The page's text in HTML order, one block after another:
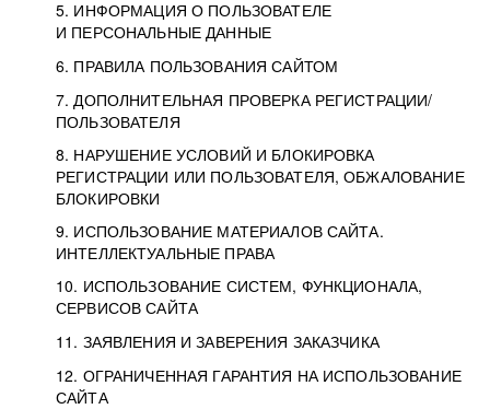
5. ИНФОРМАЦИЯ О ПОЛЬЗОВАТЕЛЕ
И ПЕРСОНАЛЬНЫЕ ДАННЫЕ
6. ПРАВИЛА ПОЛЬЗОВАНИЯ САЙТОМ
7. ДОПОЛНИТЕЛЬНАЯ ПРОВЕРКА РЕГИСТРАЦИИ/
ПОЛЬЗОВАТЕЛЯ
8. НАРУШЕНИЕ УСЛОВИЙ И БЛОКИРОВКА
РЕГИСТРАЦИИ ИЛИ ПОЛЬЗОВАТЕЛЯ, ОБЖАЛОВАНИЕ
БЛОКИРОВКИ
9. ИСПОЛЬЗОВАНИЕ МАТЕРИАЛОВ САЙТА.
ИНТЕЛЛЕКТУАЛЬНЫЕ ПРАВА
10. ИСПОЛЬЗОВАНИЕ СИСТЕМ, ФУНКЦИОНАЛА,
СЕРВИСОВ САЙТА
11. ЗАЯВЛЕНИЯ И ЗАВЕРЕНИЯ ЗАКАЗЧИКА
12. ОГРАНИЧЕННАЯ ГАРАНТИЯ НА ИСПОЛЬЗОВАНИЕ
САЙТА